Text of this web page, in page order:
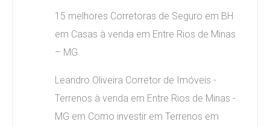
15 melhores Corretoras de Seguro em BH
em Casas à venda em Entre Rios de Minas
– MG
Leandro Oliveira Corretor de Imóveis -
Terrenos à venda em Entre Rios de Minas -
MG em Como investir em Terrenos em